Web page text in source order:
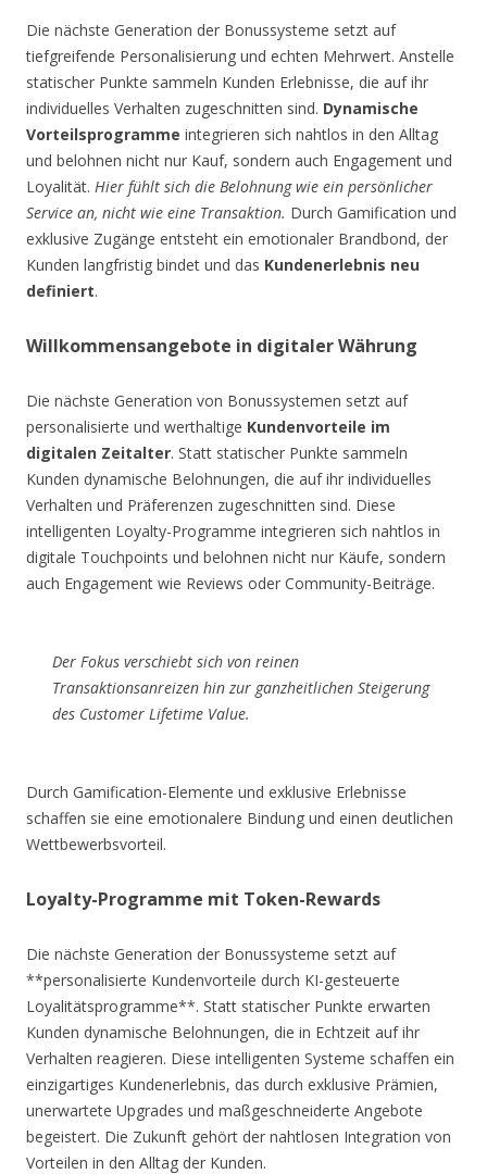
Die nächste Generation der Bonussysteme setzt auf
tiefgreifende Personalisierung und echten Mehrwert. Anstelle
statischer Punkte sammeln Kunden Erlebnisse, die auf ihr
individuelles Verhalten zugeschnitten sind. Dynamische
Vorteilsprogramme integrieren sich nahtlos in den Alltag
und belohnen nicht nur Kauf, sondern auch Engagement und
Loyalität. Hier fühlt sich die Belohnung wie ein persönlicher
Service an, nicht wie eine Transaktion. Durch Gamification und
exklusive Zugänge entsteht ein emotionaler Brandbond, der
Kunden langfristig bindet und das Kundenerlebnis neu
definiert.
Willkommensangebote in digitaler Währung
Die nächste Generation von Bonussystemen setzt auf
personalisierte und werthaltige Kundenvorteile im
digitalen Zeitalter. Statt statischer Punkte sammeln
Kunden dynamische Belohnungen, die auf ihr individuelles
Verhalten und Präferenzen zugeschnitten sind. Diese
intelligenten Loyalty-Programme integrieren sich nahtlos in
digitale Touchpoints und belohnen nicht nur Käufe, sondern
auch Engagement wie Reviews oder Community-Beiträge.
Der Fokus verschiebt sich von reinen
Transaktionsanreizen hin zur ganzheitlichen Steigerung
des Customer Lifetime Value.
Durch Gamification-Elemente und exklusive Erlebnisse
schaffen sie eine emotionalere Bindung und einen deutlichen
Wettbewerbsvorteil.
Loyalty-Programme mit Token-Rewards
Die nächste Generation der Bonussysteme setzt auf
**personalisierte Kundenvorteile durch KI-gesteuerte
Loyalitätsprogramme**. Statt statischer Punkte erwarten
Kunden dynamische Belohnungen, die in Echtzeit auf ihr
Verhalten reagieren. Diese intelligenten Systeme schaffen ein
einzigartiges Kundenerlebnis, das durch exklusive Prämien,
unerwartete Upgrades und maßgeschneiderte Angebote
begeistert. Die Zukunft gehört der nahtlosen Integration von
Vorteilen in den Alltag der Kunden.